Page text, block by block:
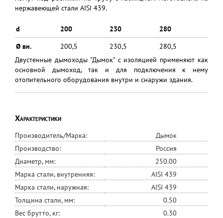
нержавеющей стали AISI 439.
d 200 230
280
Ø вн.
200,5 230,5
280,5
Двустенные дымоходы "Дымок" с изоляцией применяют как
основной дымоход, так и для подключения к нему
отопительного оборудования внутри и снаружи здания.
Характеристики
Производитель/Марка:
Дымок
Производство:
Россия
Диаметр, мм:
250.00
Марка стали, внутренняя:
AISI 439
Марка стали, наружная:
AISI 439
Толщина стали, мм:
0.50
Вес брутто, кг:
0.30